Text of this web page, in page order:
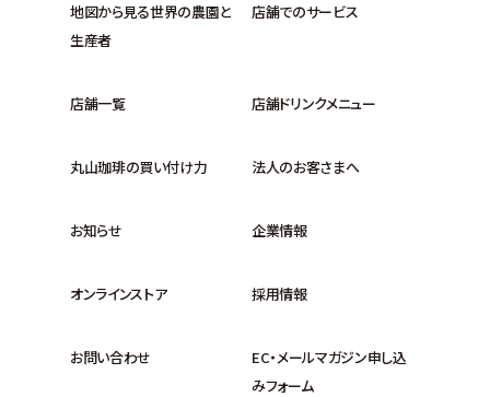
地図から見る世界の農園と
生産者
店舗でのサービス
店舗一覧 店舗ドリンクメニュー
丸山珈琲の買い付け力 法人のお客さまへ
お知らせ 企業情報
オンラインストア 採用情報
お問い合わせ
EC・メールマガジン申し込
みフォーム